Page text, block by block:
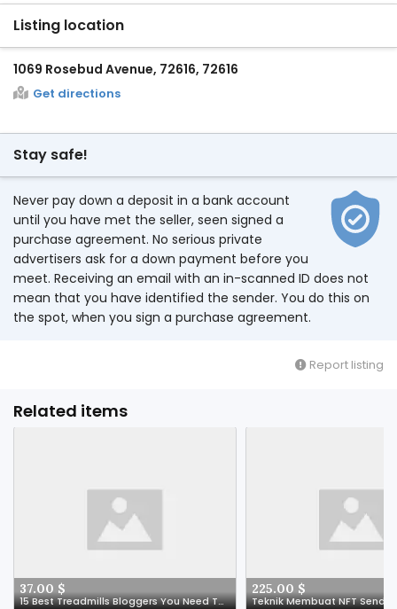
Listing location
1069 Rosebud Avenue, 72616, 72616
Get directions
Stay safe!
Never pay down a deposit in a bank account
until you have met the seller, seen signed a
purchase agreement. No serious private
advertisers ask for a down payment before you
meet. Receiving an email with an in-scanned ID does not
mean that you have identified the sender. You do this on
the spot, when you sign a purchase agreement.
Report listing
Related items
37.00 $
15 Best Treadmills Bloggers You Need To Follow
225.00 $